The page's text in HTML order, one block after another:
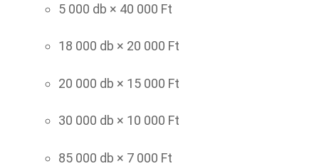
5 000 db × 40 000 Ft
18 000 db × 20 000 Ft
20 000 db × 15 000 Ft
30 000 db × 10 000 Ft
85 000 db × 7 000 Ft